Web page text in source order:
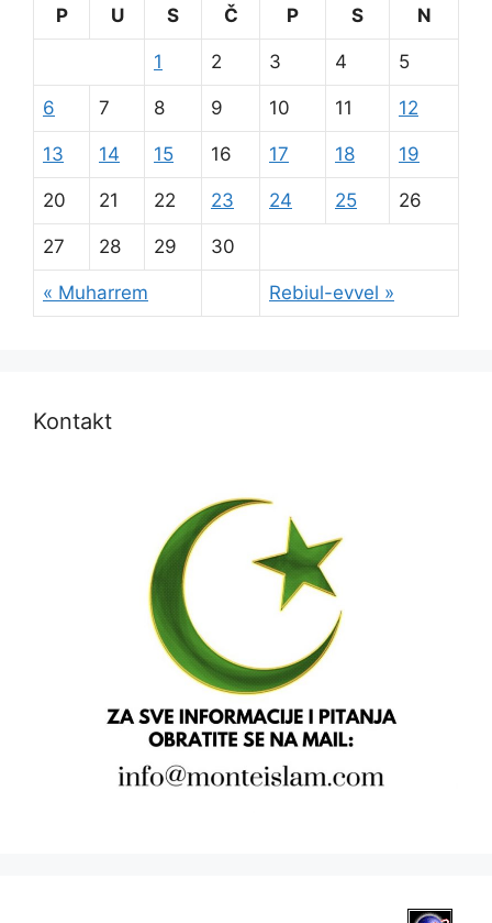
P
U S Č P S N
« Muharrem Rebiul-evvel »
1 2 3 4 5
6 7 8 9 10 11 12
13 14 15 16 17 18 19
20 21 22 23 24 25 26
27 28 29 30
Kontakt